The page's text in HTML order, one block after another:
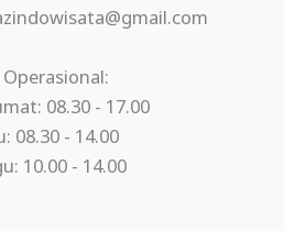
Operasional:
08.30 - 17.00
08.30 - 14.00
10.00 - 14.00